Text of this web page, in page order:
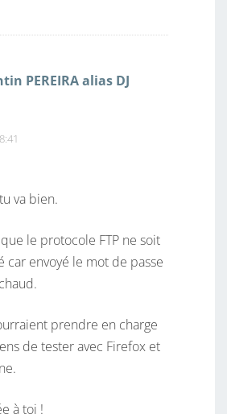
PEREIRA alias DJ
va bien.
le protocole FTP ne soit
car envoyé le mot de passe
prendre en charge
de tester avec Firefox et
à toi !